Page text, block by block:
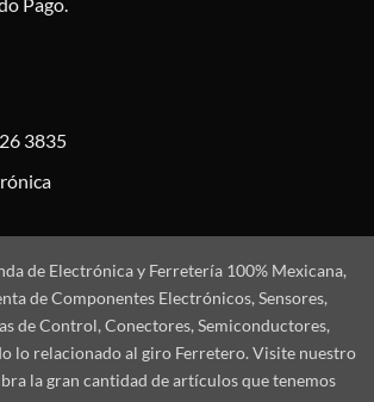
Pago.
3835
de Electrónica y Ferretería 100% Mexicana,
de Componentes Electrónicos, Sensores,
de Control, Conectores, Semiconductores,
lo relacionado al giro Ferretero. Visite nuestro
la gran cantidad de artículos que tenemos